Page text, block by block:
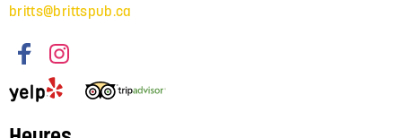
britts@brittspub.ca